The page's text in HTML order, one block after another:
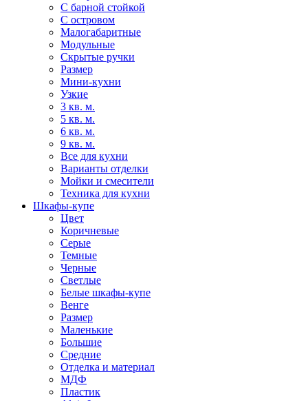
С барной стойкой
С островом
Малогабаритные
Модульные
Скрытые ручки
Размер
Мини-кухни
Узкие
3 кв. м.
5 кв. м.
6 кв. м.
9 кв. м.
Все для кухни
Варианты отделки
Мойки и смесители
Техника для кухни
Шкафы-купе
Цвет
Коричневые
Серые
Темные
Черные
Светлые
Белые шкафы-купе
Венге
Размер
Маленькие
Большие
Средние
Отделка и материал
МДФ
Пластик